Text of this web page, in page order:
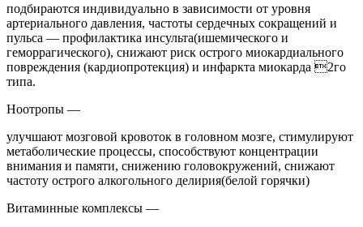
подбираются индивидуально в зависимости от уровня
артериального давления, частоты сердечных сокращений и
пульса — профилактика инсульта(ишемического и
геморрагического), снижают риск острого миокардиального
повреждения (кардиопротекция) и инфаркта миокарда 2го
типа.
Ноотропы —
улучшают мозговой кровоток в головном мозге, стимулируют
метаболические процессы, способствуют концентрации
внимания и памяти, снижению головокружений, снижают
частоту острого алкогольного делирия(белой горячки)
Витаминные комплексы —